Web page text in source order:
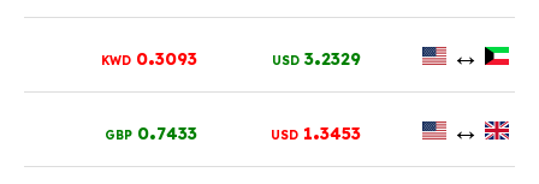
↔
3.2329
USD
0.3093
KWD
↔
1.3453
USD
0.7433
GBP